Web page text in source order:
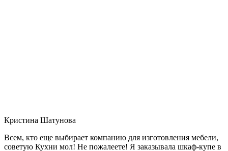
Кристина Шатунова
Всем, кто еще выбирает компанию для изготовления мебели,
советую Кухни мол! Не пожалеете! Я заказывала шкаф-купе в